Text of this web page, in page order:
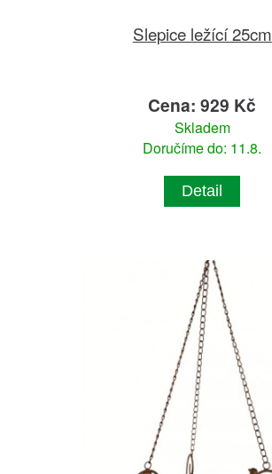
Slepice ležící 25cm
Cena: 929 Kč
Skladem
Doručíme do: 11.8.
Detail